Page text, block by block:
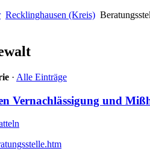
Recklinghausen (Kreis)
· Alle Einträge
Vernachlässigung und